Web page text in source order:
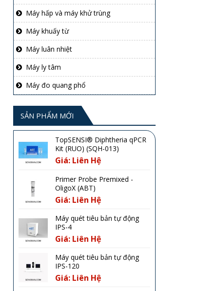
Máy hấp và máy khử trùng
Máy khuấy từ
Máy luân nhiệt
Máy ly tâm
Máy đo quang phổ
SẢN PHẨM MỚI
TopSENSI® Diphtheria qPCR
Kit (RUO) (SQH-013)
Giá: Liên Hệ
Primer Probe Premixed -
OligoX (ABT)
Giá: Liên Hệ
Máy quét tiêu bản tự động
IPS-4
Giá: Liên Hệ
Máy quét tiêu bản tự động
IPS-120
Giá: Liên Hệ